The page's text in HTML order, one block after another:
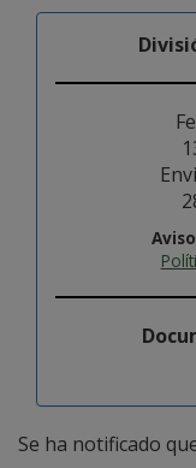
Se ha notificado